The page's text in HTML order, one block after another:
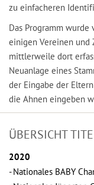
zu einfacheren
Das Programm
einigen Vereinen und
mittlerweile dort
Neuanlage eines
der Eingabe der
die Ahnen eingeben
ÜBERSICHT
2020
- Nationales BABY